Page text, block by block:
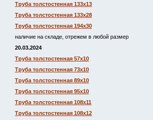
Труба толстостенная 133х13
Труба толстостенная 133х28
Труба толстостенная 194х30
наличие на складе, отрежем в любой размер
20.03.2024
Труба толстостенная 57х10
Труба толстостенная 73х10
Труба толстостенная 89х10
Труба толстостенная 95х10
Труба толстостенная 108х11
Труба толстостенная 108х12